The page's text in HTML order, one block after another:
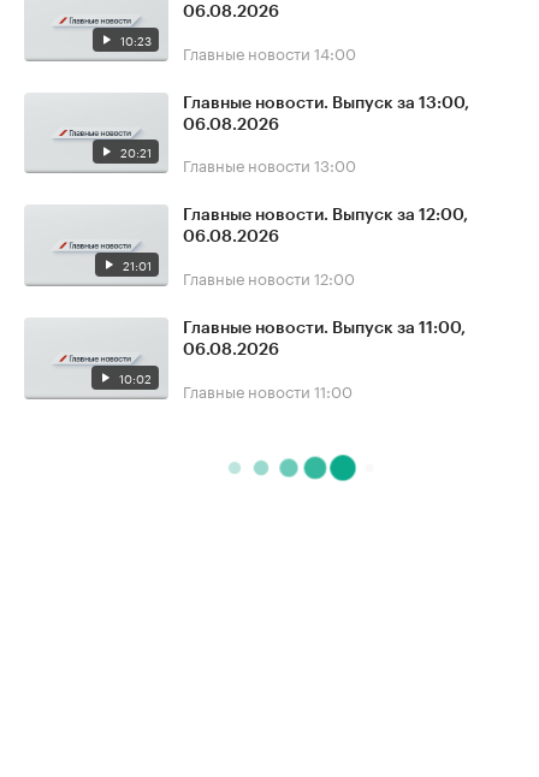
10:23
06.08.2026
Главные новости 14:00
20:21
Главные новости. Выпуск за 13:00,
06.08.2026
Главные новости 13:00
21:01
Главные новости. Выпуск за 12:00,
06.08.2026
Главные новости 12:00
10:02
Главные новости. Выпуск за 11:00,
06.08.2026
Главные новости 11:00